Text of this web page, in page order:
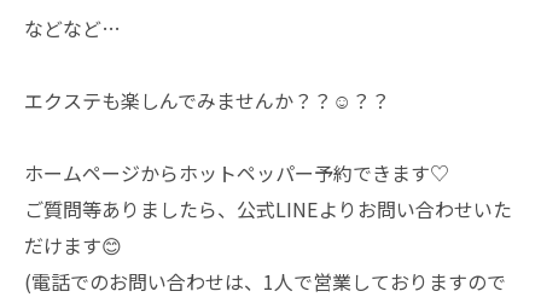
などなど…
エクステも楽しんでみませんか？？☺️？？
ホームページからホットペッパー予約できます♡
ご質問等ありましたら、公式LINEよりお問い合わせいた
だけます😊
(電話でのお問い合わせは、1人で営業しておりますので